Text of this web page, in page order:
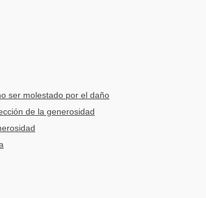
ser molestado por el daño
de la generosidad